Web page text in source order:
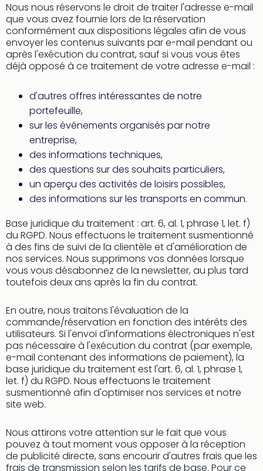
Nous nous réservons le droit de traiter l'adresse e-mail
que vous avez fournie lors de la réservation
conformément aux dispositions légales afin de vous
envoyer les contenus suivants par e-mail pendant ou
après l'exécution du contrat, sauf si vous vous êtes
déjà opposé à ce traitement de votre adresse e-mail :
d'autres offres intéressantes de notre
portefeuille,
sur les événements organisés par notre
entreprise,
des informations techniques,
des questions sur des souhaits particuliers,
un aperçu des activités de loisirs possibles,
des informations sur les transports en commun.
Base juridique du traitement : art. 6, al. 1, phrase 1, let. f)
du RGPD. Nous effectuons le traitement susmentionné
à des fins de suivi de la clientèle et d'amélioration de
nos services. Nous supprimons vos données lorsque
vous vous désabonnez de la newsletter, au plus tard
toutefois deux ans après la fin du contrat.
En outre, nous traitons l'évaluation de la
commande/réservation en fonction des intérêts des
utilisateurs. Si l'envoi d'informations électroniques n'est
pas nécessaire à l'exécution du contrat (par exemple,
e-mail contenant des informations de paiement), la
base juridique du traitement est l'art. 6, al. 1, phrase 1,
let. f) du RGPD. Nous effectuons le traitement
susmentionné afin d'optimiser nos services et notre
site web.
Nous attirons votre attention sur le fait que vous
pouvez à tout moment vous opposer à la réception
de publicité directe, sans encourir d'autres frais que les
frais de transmission selon les tarifs de base. Pour ce